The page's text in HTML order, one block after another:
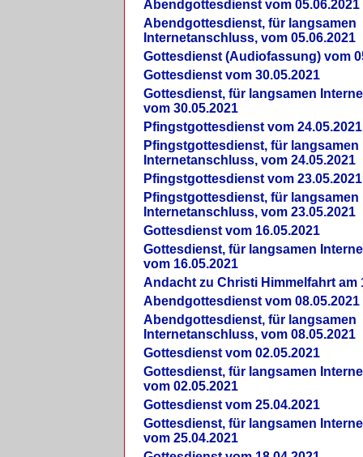
Abendgottesdienst vom 05.06.2021
Abendgottesdienst, für langsamen
Internetanschluss, vom 05.06.2021
Gottesdienst (Audiofassung) vom
Gottesdienst vom 30.05.2021
Gottesdienst, für langsamen
vom 30.05.2021
Pfingstgottesdienst vom 24.05.2021
Pfingstgottesdienst, für langsamen
Internetanschluss, vom 24.05.2021
Pfingstgottesdienst vom 23.05.2021
Pfingstgottesdienst, für langsamen
Internetanschluss, vom 23.05.2021
Gottesdienst vom 16.05.2021
Gottesdienst, für langsamen
vom 16.05.2021
Andacht zu Christi Himmelfahrt am
Abendgottesdienst vom 08.05.2021
Abendgottesdienst, für langsamen
Internetanschluss, vom 08.05.2021
Gottesdienst vom 02.05.2021
Gottesdienst, für langsamen
vom 02.05.2021
Gottesdienst vom 25.04.2021
Gottesdienst, für langsamen
vom 25.04.2021